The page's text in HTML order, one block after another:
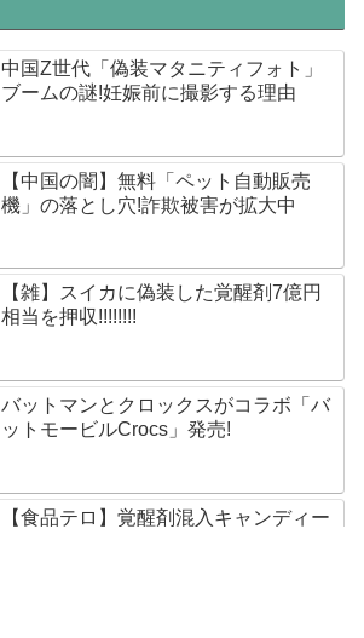
中国Z世代「偽装マタニティフォト」
ブームの謎!妊娠前に撮影する理由
【中国の闇】無料「ペット自動販売
機」の落とし穴!詐欺被害が拡大中
【雑】スイカに偽装した覚醒剤7億円
相当を押収!!!!!!!!
バットマンとクロックスがコラボ「バ
ットモービルCrocs」発売!
【食品テロ】覚醒剤混入キャンディー